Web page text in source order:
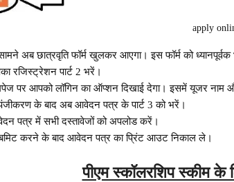
apply
अब छात्रवृति फॉर्म खुलकर आएगा। इस फॉर्म को
रजिस्ट्रेशन पार्ट 2 भरें।
पर आपको लॉगिन का ऑप्शन दिखाई देगा। इसमें यूजर नाम
के बाद अब आवेदन पत्र के पार्ट 3 को भरें।
पत्र में सभी दस्तावेजों को अपलोड करें।
करने के बाद आवेदन पत्र का प्रिंट आउट निकाल ले।
पीएम स्कॉलरशिप स्कीम के